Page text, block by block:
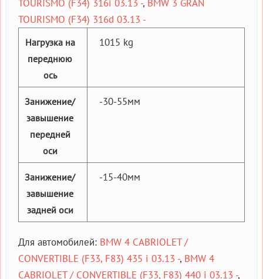
TOURISMO (F34) 316i 03.13 -, BMW 3 GRAN
TOURISMO (F34) 316d 03.13 -
Нагрузка на
переднюю
ось
1015 kg
Занижение/
завышение
передней
оси
-30-55мм
Занижение/
завышение
задней оси
-15-40мм
Для автомобилей: BMW 4 CABRIOLET /
CONVERTIBLE (F33, F83) 435 i 03.13 -, BMW 4
CABRIOLET / CONVERTIBLE (F33, F83) 440 i 03.13 -,